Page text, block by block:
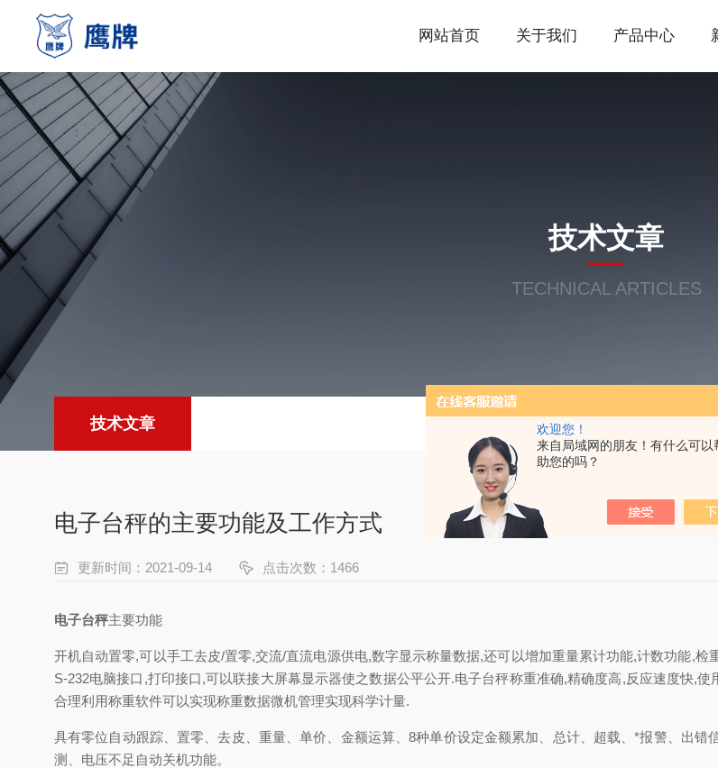
欢迎您！
来自局域网的朋友！有什么可以
助您的吗？
网站首页 关于我们 产品中心
技术文章
TECHNICAL ARTICLES
技术文章
电子台秤的主要功能及工作方式
更新时间：2021-09-14 点击次数：1466
电子台秤主要功能
开机自动置零,可以手工去皮/置零,交流/直流电源供电,数字显示称量数据,还可以增加重量累计功能,计数功能,检
S-232电脑接口,打印接口,可以联接大屏幕显示器使之数据公平公开.电子台秤称重准确,精确度高,反应速度快,
合理利用称重软件可以实现称重数据微机管理实现科学计量.
具有零位自动跟踪、置零、去皮、重量、单价、金额运算、8种单价设定金额累加、总计、超载、*报警、出错
测、电压不足自动关机功能。